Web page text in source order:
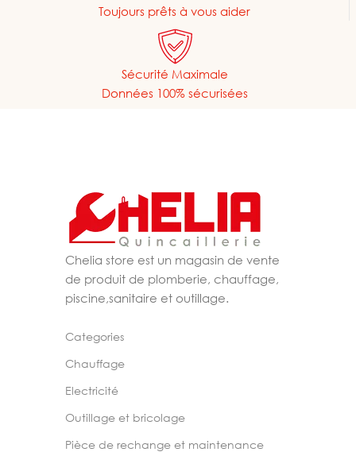
Toujours prêts à vous aider
Sécurité Maximale
Données 100% sécurisées
Chelia store est un magasin de vente
de produit de plomberie, chauffage,
piscine,sanitaire et outillage.
Categories
Chauffage
Electricité
Outillage et bricolage
Pièce de rechange et maintenance